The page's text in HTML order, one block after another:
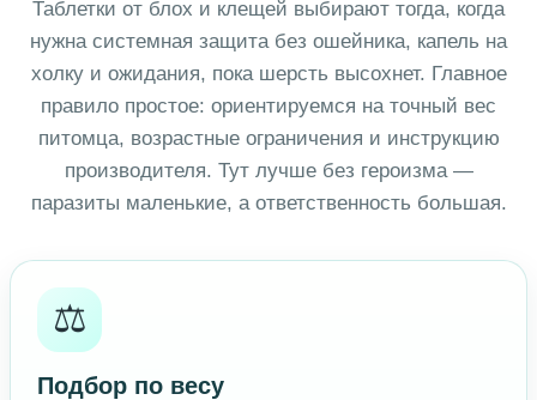
Таблетки от блох и клещей выбирают тогда, когда
нужна системная защита без ошейника, капель на
холку и ожидания, пока шерсть высохнет. Главное
правило простое: ориентируемся на точный вес
питомца, возрастные ограничения и инструкцию
производителя. Тут лучше без героизма —
паразиты маленькие, а ответственность большая.
⚖️
Подбор по весу